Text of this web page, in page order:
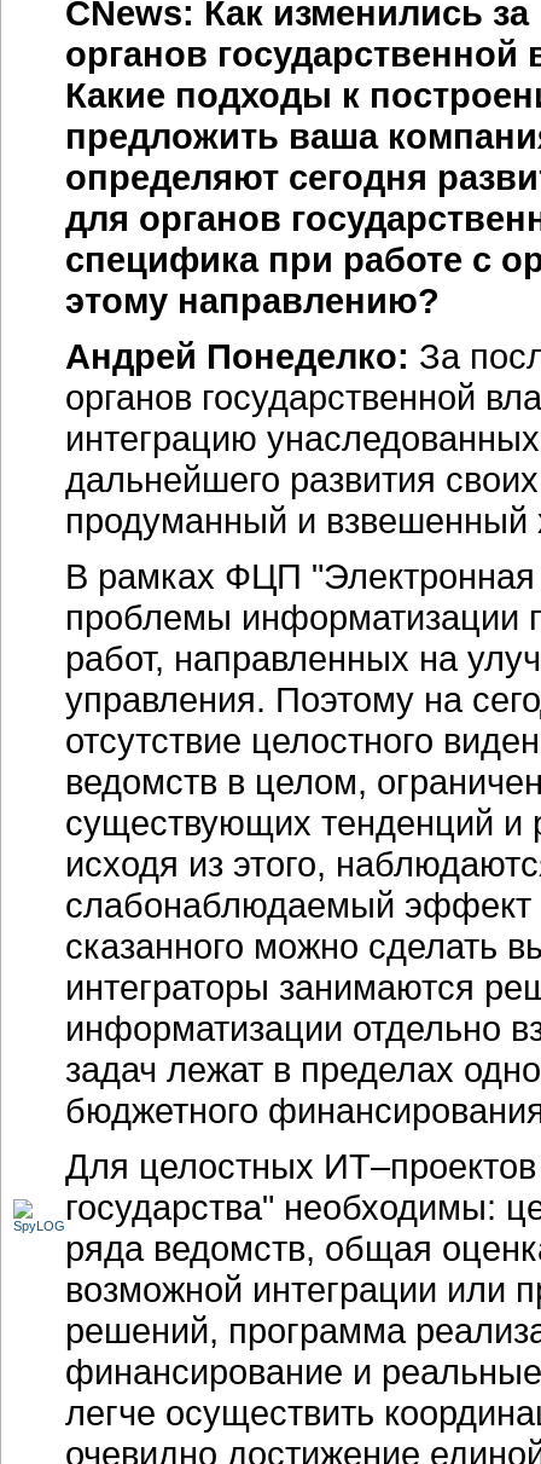
CNews: Как изменились
органов государственной
Какие подходы к
предложить ваша
определяют сегодня
для органов
специфика при работе с
этому направлению?
Андрей Понеделко: За
органов государственной
интеграцию
дальнейшего развития
продуманный и взвешенный
В рамках ФЦП
проблемы информатизации
работ, направленных на
управления. Поэтому на
отсутствие целостного
ведомств в целом,
существующих тенденций
исходя из этого,
слабонаблюдаемый эффект
сказанного можно сделать
интеграторы занимаются
информатизации отдельно
задач лежат в пределах
бюджетного
Для целостных ИТ–проектов
государства" необходимы:
ряда ведомств, общая
возможной интеграции или
решений, программа
финансирование и
легче осуществить
очевидно достижение